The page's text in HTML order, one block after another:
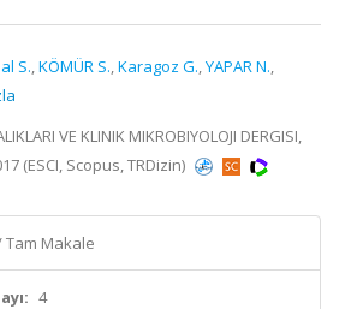
S.,KÖMÜR S.,Karagoz G.,YAPAR N.,
VE KLINIK MIKROBIYOLOJI DERGISI,
(ESCI, Scopus, TRDizin)
Tam Makale
4